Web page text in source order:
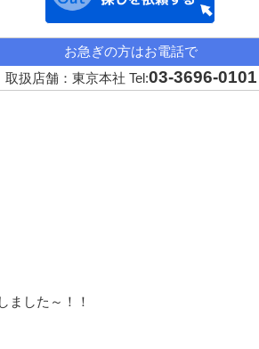
お急ぎの方はお電話で
取扱店舗：東京本社 Tel:03-3696-0101
ました～！！